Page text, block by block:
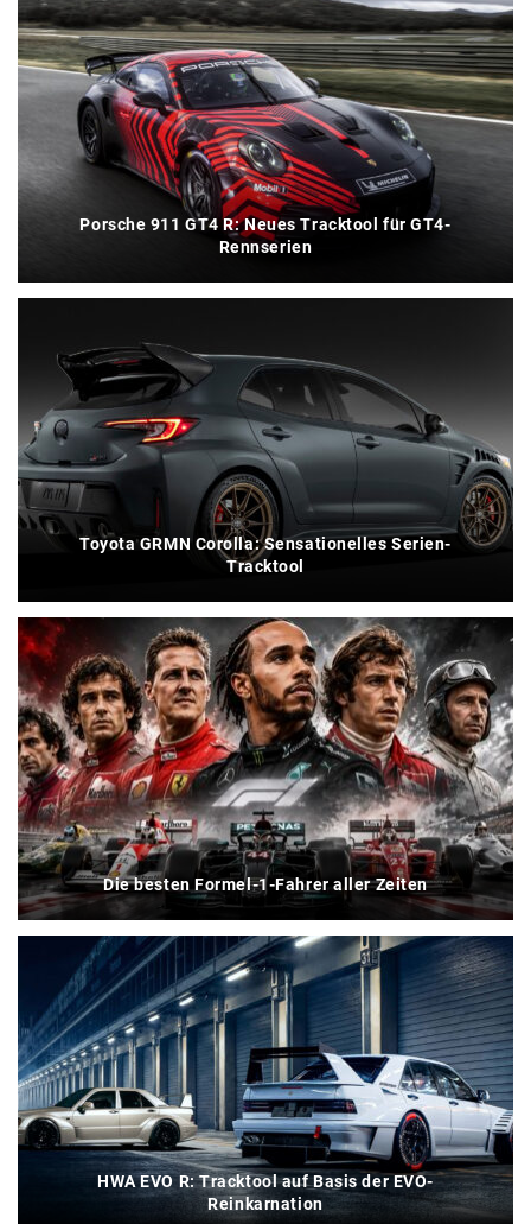
Porsche 911 GT4 R: Neues Tracktool für GT4-
Rennserien
Toyota GRMN Corolla: Sensationelles Serien-
Tracktool
Die besten Formel-1-Fahrer aller Zeiten
HWA EVO R: Tracktool auf Basis der EVO-
Reinkarnation